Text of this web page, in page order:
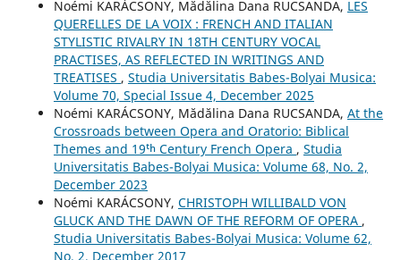
Noémi KARÁCSONY, Mădălina Dana RUCSANDA, LES
QUERELLES DE LA VOIX : FRENCH AND ITALIAN
STYLISTIC RIVALRY IN 18TH CENTURY VOCAL
PRACTISES, AS REFLECTED IN WRITINGS AND
TREATISES , Studia Universitatis Babes-Bolyai Musica:
Volume 70, Special Issue 4, December 2025
Noémi KARÁCSONY, Mădălina Dana RUCSANDA, At the
Crossroads between Opera and Oratorio: Biblical
Themes and 19ᵗʰ Century French Opera , Studia
Universitatis Babes-Bolyai Musica: Volume 68, No. 2,
December 2023
Noémi KARÁCSONY, CHRISTOPH WILLIBALD VON
GLUCK AND THE DAWN OF THE REFORM OF OPERA ,
Studia Universitatis Babes-Bolyai Musica: Volume 62,
No. 2, December 2017